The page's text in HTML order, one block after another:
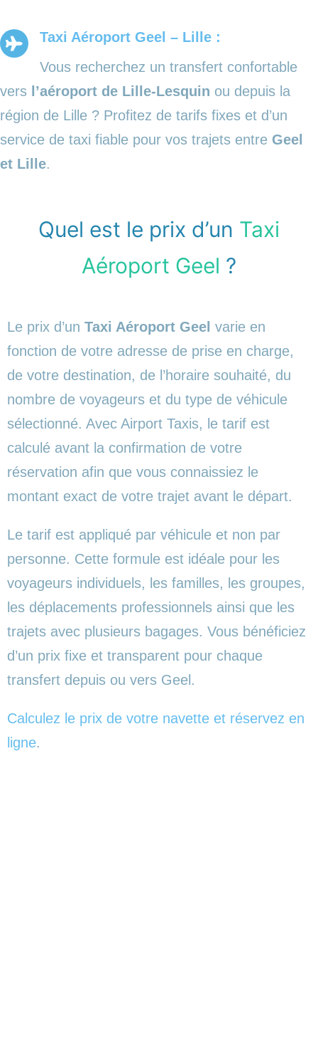
Taxi Aéroport Geel – Lille :
Vous recherchez un transfert confortable
vers l’aéroport de Lille-Lesquin ou depuis la
région de Lille ? Profitez de tarifs fixes et d’un
service de taxi fiable pour vos trajets entre Geel
et Lille.
Quel est le prix d’un Taxi
Aéroport Geel ?
Le prix d’un Taxi Aéroport Geel varie en
fonction de votre adresse de prise en charge,
de votre destination, de l’horaire souhaité, du
nombre de voyageurs et du type de véhicule
sélectionné. Avec Airport Taxis, le tarif est
calculé avant la confirmation de votre
réservation afin que vous connaissiez le
montant exact de votre trajet avant le départ.
Le tarif est appliqué par véhicule et non par
personne. Cette formule est idéale pour les
voyageurs individuels, les familles, les groupes,
les déplacements professionnels ainsi que les
trajets avec plusieurs bagages. Vous bénéficiez
d’un prix fixe et transparent pour chaque
transfert depuis ou vers Geel.
Calculez le prix de votre navette et réservez en
ligne.